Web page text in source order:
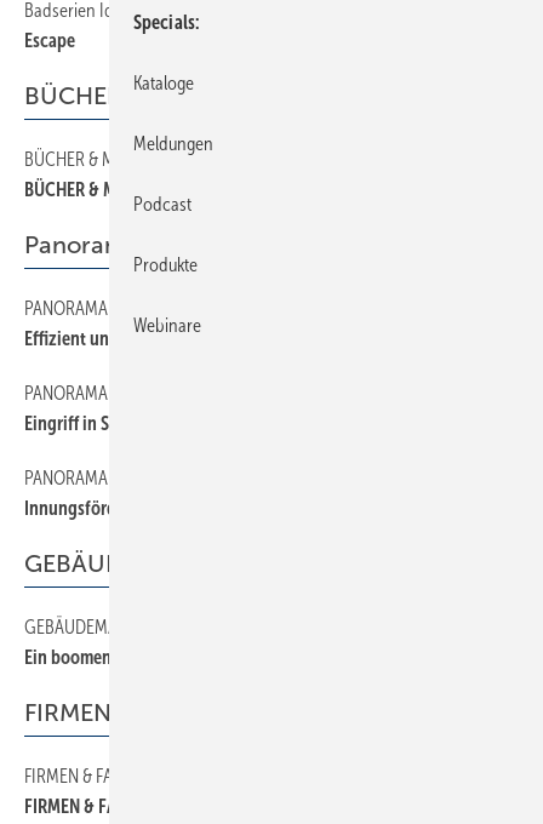
Badserien Ideal Standard
Escape
BÜCHER & MEDIEN
BÜCHER & MEDIEN
BÜCHER & MEDIEN
Panorama
PANORAMA
Effizient und sauber
PANORAMA
Eingriff in Sachen Design
PANORAMA
Innungsförderpreis 2000
GEBÄUDEMANAGEMENT
GEBÄUDEMANAGEMENT
Ein boomender Markt
FIRMEN & FAKTEN
FIRMEN & FAKTEN
FIRMEN & FAKTEN
Specials
Kataloge
Meldungen
Podcast
Produkte
Webinare